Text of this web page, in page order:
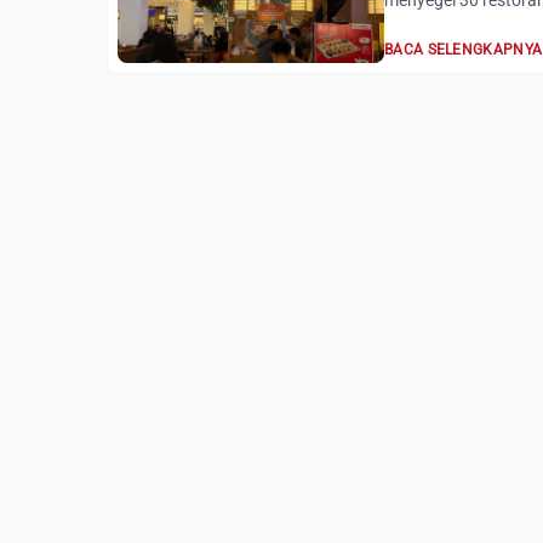
BACA SELENGKAPNYA